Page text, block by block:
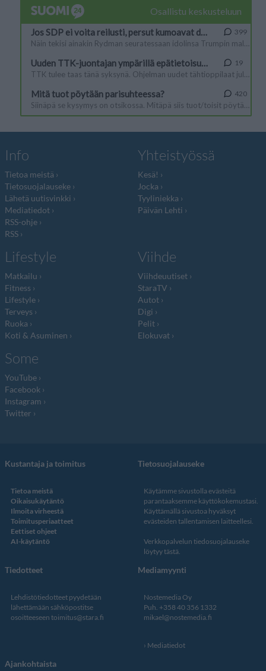
Info
Tietoa meistä
Tietosuojalauseke
Lähetä uutisvinkki
Mediatiedot
RSS-ohje
RSS
Yhteistyössä
Kesä!
Jocka
Tyyliniekka
Päivän Lehti
Lifestyle
Matkailu
Fitness
Lifestyle
Terveys
Ruoka
Koti & Asuminen
Viihde
Viihdeuutiset
StaraTV
Autot
Digi
Pelit
Elokuvat
Some
YouTube
Facebook
Instagram
Twitter
Kustantaja ja toimitus
Tietoa meistä
Oikaisukäytäntö
Ilmoita virheestä
Toimitusperiaatteet
Eettiset ohjeet
AI-käytäntö
Tietosuojalauseke
Käytämme sivustolla evästeitä
parantaaksemme käyttökokemustasi.
Käyttämällä sivustoa hyväksyt
evästeiden tallentamisen laitteellesi.
Verkkopalvelun tiedosuojalauseke
löytyy tästä.
Tiedotteet
Lehdistötiedotteet pyydetään
lähettämään sähköpostitse
osoitteeseen toimitus@stara.fi
Mediamyynti
Nostemedia Oy
Puh. +358 40 356 1332
mikael@nostemedia.fi
Mediatiedot
Ajankohtaista